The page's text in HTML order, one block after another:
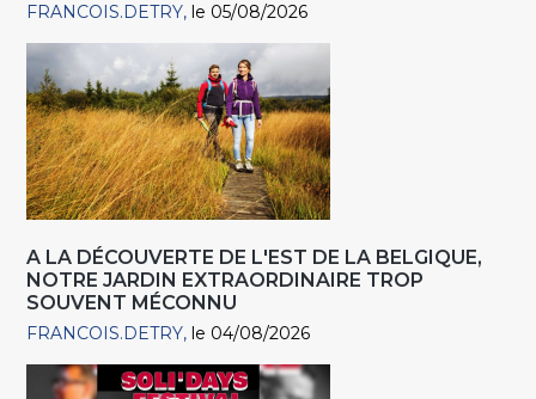
FRANCOIS.DETRY le 05/08/2026
A LA DÉCOUVERTE DE L'EST DE LA BELGIQUE,
NOTRE JARDIN EXTRAORDINAIRE TROP
SOUVENT MÉCONNU
FRANCOIS.DETRY le 04/08/2026